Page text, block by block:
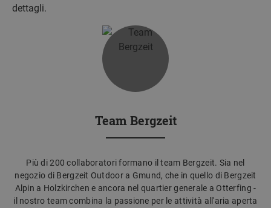
dettagli.
Team Bergzeit
Più di 200 collaboratori formano il team Bergzeit. Sia nel
negozio di Bergzeit Outdoor a Gmund, che in quello di Bergzeit
Alpin a Holzkirchen e ancora nel quartier generale a Otterfing -
il nostro team combina la passione per le attività all'aria aperta